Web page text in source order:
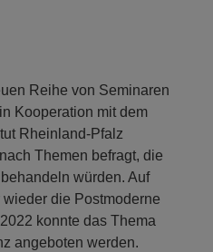
Reihe von Seminaren
Kooperation mit dem
Rheinland-Pfalz
Themen befragt, die
würden. Auf
die Postmoderne
konnte das Thema
angeboten werden.